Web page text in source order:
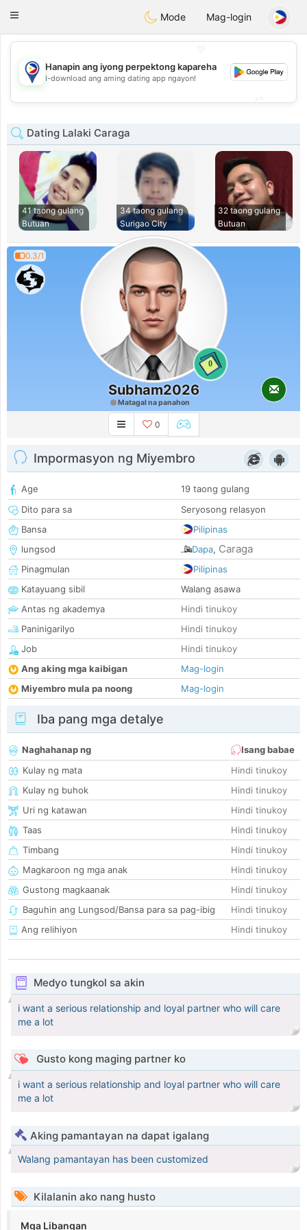
PhilippinesChat
Toggle
Mode Mag-login
💖
💕
Hanapin ang iyong perpektong kapareha
I-download ang aming dating app ngayon!
Dating Lalaki Caraga
41 taong gulang
Butuan
34 taong gulang
Surigao City
32 taong gulang
Butuan
0.3/1
0
Subham2026
Matagal na panahon
0
Impormasyon ng Miyembro
Age
19 taong gulang
Dito para sa
Seryosong relasyon
Bansa
Pilipinas
lungsod
Dapa, Caraga
Pinagmulan
Pilipinas
Katayuang sibil
Walang asawa
Antas ng akademya
Hindi tinukoy
Paninigarilyo
Hindi tinukoy
Job
Hindi tinukoy
Ang aking mga kaibigan
Mag-login
Miyembro mula pa noong
Mag-login
Iba pang mga detalye
Naghahanap ng
Isang babae
Kulay ng mata
Hindi tinukoy
Kulay ng buhok
Hindi tinukoy
Uri ng katawan
Hindi tinukoy
Taas
Hindi tinukoy
Timbang
Hindi tinukoy
Magkaroon ng mga anak
Hindi tinukoy
Gustong magkaanak
Hindi tinukoy
Baguhin ang Lungsod/Bansa para sa pag-ibig
Hindi tinukoy
Ang relihiyon
Hindi tinukoy
Medyo tungkol sa akin
i want a serious relationship and loyal partner who will care
me a lot
Gusto kong maging partner ko
i want a serious relationship and loyal partner who will care
me a lot
Aking pamantayan na dapat igalang
Walang pamantayan has been customized
Kilalanin ako nang husto
Mga Libangan